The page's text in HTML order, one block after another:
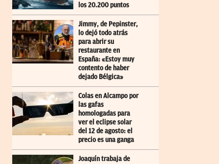
los 20.200 puntos
Jimmy, de Pepinster,
lo dejó todo atrás
para abrir su
restaurante en
España: «Estoy muy
contento de haber
dejado Bélgica»
Colas en Alcampo por
las gafas
homologadas para
ver el eclipse solar
del 12 de agosto: el
precio es una ganga
Joaquín trabaja de